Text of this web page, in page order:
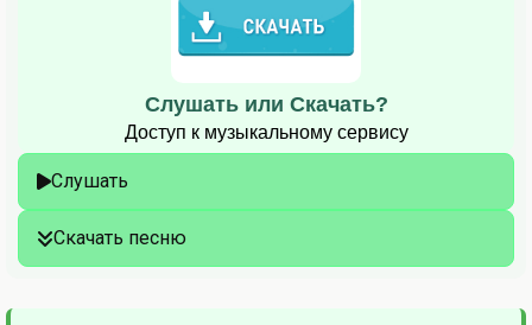
Слушать или Скачать?
Доступ к музыкальному сервису
Слушать
Скачать песню